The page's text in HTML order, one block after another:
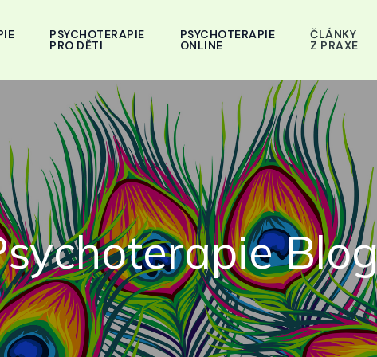
PSYCHOTERAPIE
PRO DĚTI
PSYCHOTERAPIE
ONLINE
ČLÁNKY
Z PRAXE
Blog